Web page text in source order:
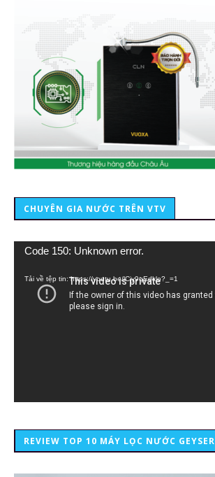
CHUYÊN GIA NƯỚC TRÊN VTV
Trình
Code 150: Unknown error.
Tải về tệp tin: https://youtu.be/lCiy9qEdklo?_=1
REVIEW TOP 10 MÁY LỌC NƯỚC GEYSER